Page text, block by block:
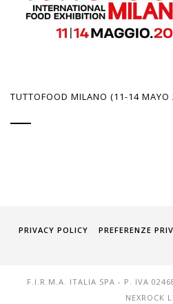
TUTTOFOOD MILANO (11-14 MAYO
PRIVACY POLICY PREFERENZE
F.I.R.M.A. ITALIA SPA - P. IVA
NEXROCK